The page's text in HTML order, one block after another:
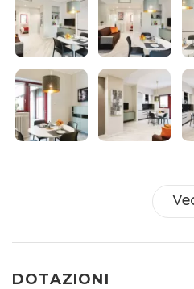
macchina del caffè.
Soggiorno. Divano letto alla
Camera da letto. Letto
Bagno. Box doccia, toilette,
Altri servizi a disposizione
condizionata, ferro da stiro e
Parcheggio condominiale
posto assegnato), nelle
DOTAZIONI